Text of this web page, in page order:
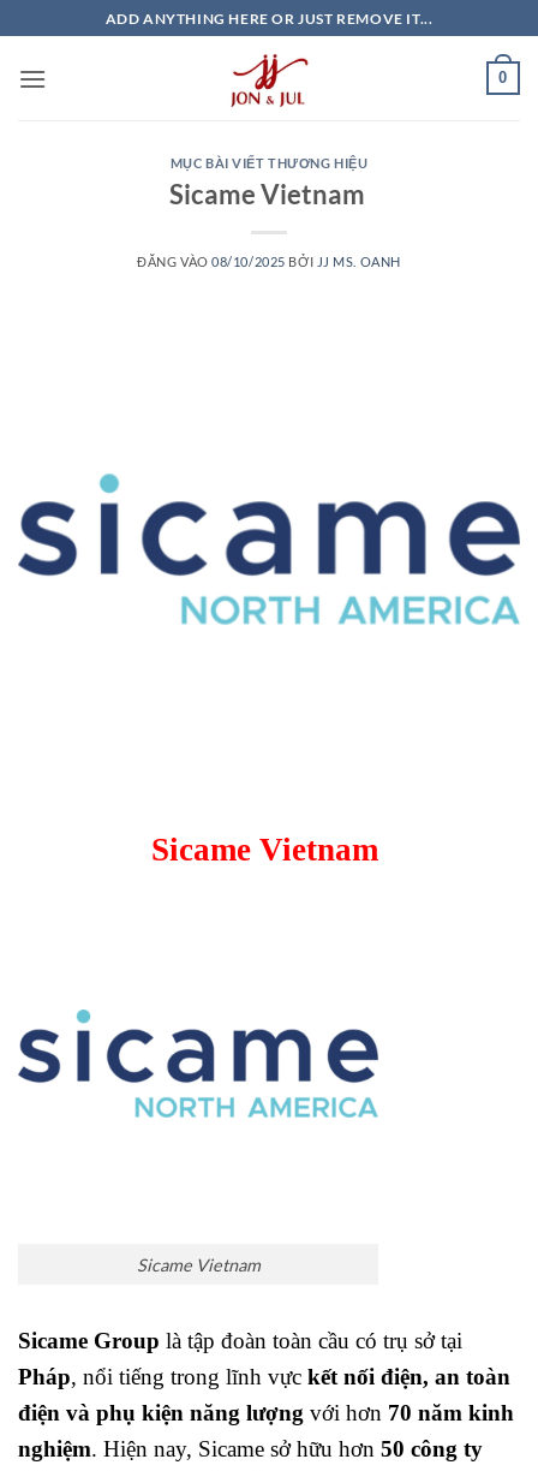
qua
nội
ADD ANYTHING HERE OR JUST REMOVE IT...
0
MỤC BÀI VIẾT THƯƠNG HIỆU
Sicame Vietnam
ĐĂNG VÀO08/10/2025 BỞI JJ MS. OANH
Sicame Vietnam
Sicame Vietnam
Sicame Group là tập đoàn toàn cầu có trụ sở tại
Pháp, nổi tiếng trong lĩnh vực kết nối điện, an toàn
điện và phụ kiện năng lượng với hơn 70 năm kinh
nghiệm. Hiện nay, Sicame sở hữu hơn 50 công ty